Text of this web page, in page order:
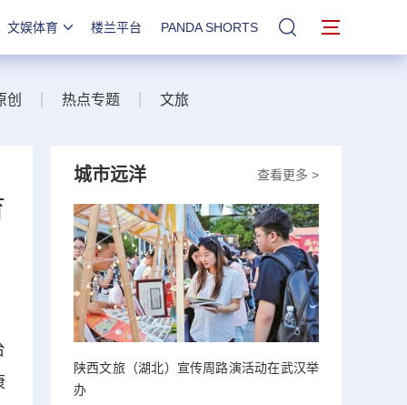
文娱体育 楼兰平台 PANDA SHORTS 站内搜索
创 热点专题 文旅
查看更多 >
城市远洋
陕西文旅（湖北）宣传周路演活动在武汉举
办